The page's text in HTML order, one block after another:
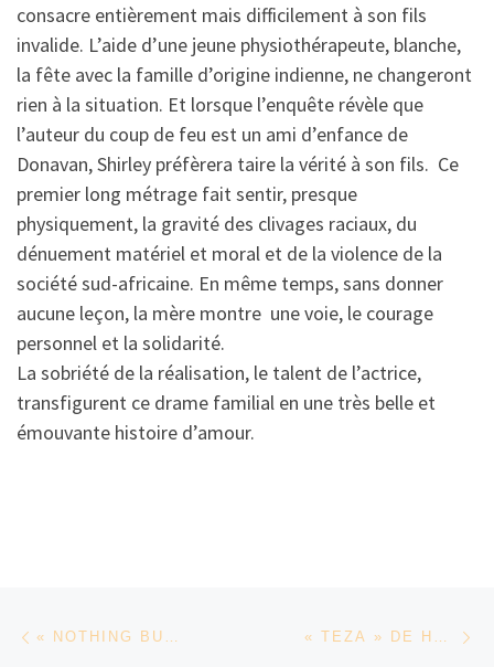
consacre entièrement mais difficilement à son fils
invalide. L’aide d’une jeune physiothérapeute, blanche,
la fête avec la famille d’origine indienne, ne changeront
rien à la situation. Et lorsque l’enquête révèle que
l’auteur du coup de feu est un ami d’enfance de
Donavan, Shirley préfèrera taire la vérité à son fils. Ce
premier long métrage fait sentir, presque
physiquement, la gravité des clivages raciaux, du
dénuement matériel et moral et de la violence de la
société sud-africaine. En même temps, sans donner
aucune leçon, la mère montre une voie, le courage
personnel et la solidarité.
La sobriété de la réalisation, le talent de l’actrice,
transfigurent ce drame familial en une très belle et
émouvante histoire d’amour.
Parcourir les articles
« NOTHING BUT THE TRUTH » DE JOHN KANI « TEZA » DE HAILE GERIMA